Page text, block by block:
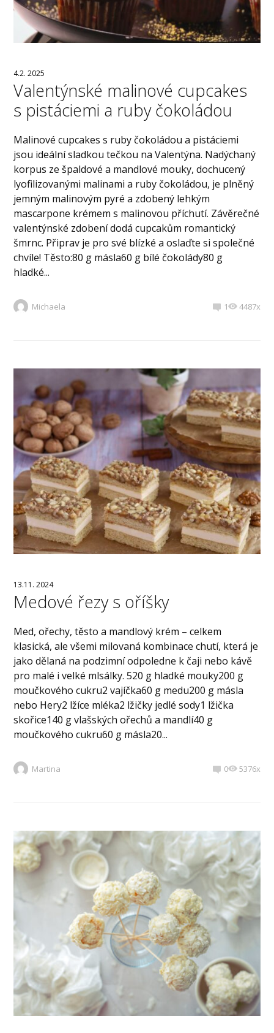
4.2. 2025
Valentýnské malinové cupcakes
s pistáciemi a ruby čokoládou
Malinové cupcakes s ruby čokoládou a pistáciemi
jsou ideální sladkou tečkou na Valentýna. Nadýchaný
korpus ze špaldové a mandlové mouky, dochucený
lyofilizovanými malinami a ruby čokoládou, je plněný
jemným malinovým pyré a zdobený lehkým
mascarpone krémem s malinovou příchutí. Závěrečné
valentýnské zdobení dodá cupcakům romantický
šmrnc. Připrav je pro své blízké a oslaďte si společné
chvíle! Těsto:80 g másla60 g bílé čokolády80 g
hladké...
Michaela 1 4487x
13.11. 2024
Medové řezy s oříšky
Med, ořechy, těsto a mandlový krém – celkem
klasická, ale všemi milovaná kombinace chutí, která je
jako dělaná na podzimní odpoledne k čaji nebo kávě
pro malé i velké mlsálky. 520 g hladké mouky200 g
moučkového cukru2 vajíčka60 g medu200 g másla
nebo Hery2 lžíce mléka2 lžičky jedlé sody1 lžička
skořice140 g vlašských ořechů a mandlí40 g
moučkového cukru60 g másla20...
Martina 0 5376x